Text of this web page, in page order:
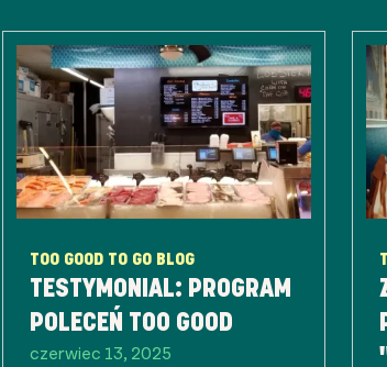
TOO GOOD TO GO BLOG
TESTYMONIAL: PROGRAM
POLECEŃ TOO GOOD
czerwiec 13, 2025